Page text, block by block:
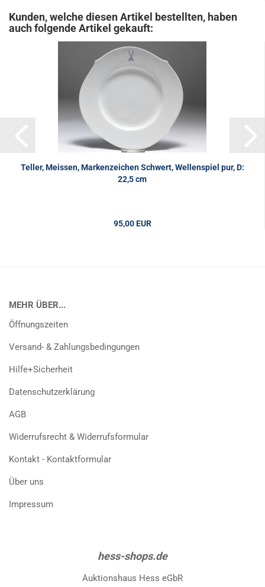
Kunden, welche diesen Artikel bestellten, haben
auch folgende Artikel gekauft:
Teller, Meissen, Markenzeichen Schwert, Wellenspiel pur, D:
22,5 cm
95,00 EUR
MEHR ÜBER...
Öffnungszeiten
Versand- & Zahlungsbedingungen
Hilfe+Sicherheit
Datenschutzerklärung
AGB
Widerrufsrecht & Widerrufsformular
Kontakt - Kontaktformular
Über uns
Impressum
hess-shops.de
Auktionshaus Hess eGbR